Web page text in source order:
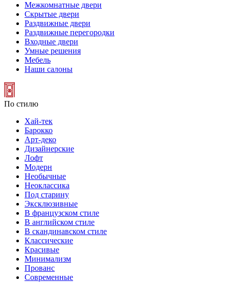
Межкомнатные двери
Скрытые двери
Раздвижные двери
Раздвижные перегородки
Входные двери
Умные решения
Мебель
Наши салоны
По стилю
Хай-тек
Барокко
Арт-деко
Дизайнерские
Лофт
Модерн
Необычные
Неоклассика
Под старину
Эксклюзивные
В французском стиле
В английском стиле
В скандинавском стиле
Классические
Красивые
Минимализм
Прованс
Современные